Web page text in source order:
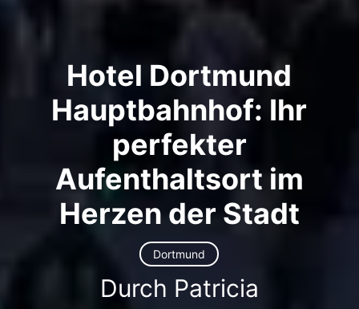
Hotel Dortmund
Hauptbahnhof: Ihr
perfekter
Aufenthaltsort im
Herzen der Stadt
Dortmund
Durch Patricia